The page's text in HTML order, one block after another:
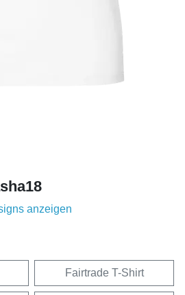
anzeigen
Fairtrade T-Shirt